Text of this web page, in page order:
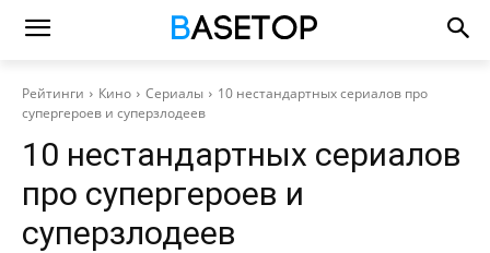
Рейтинги Кино Сериалы
10 нестандартных сериалов про
супергероев и суперзлодеев
10 нестандартных сериалов
про супергероев и
суперзлодеев